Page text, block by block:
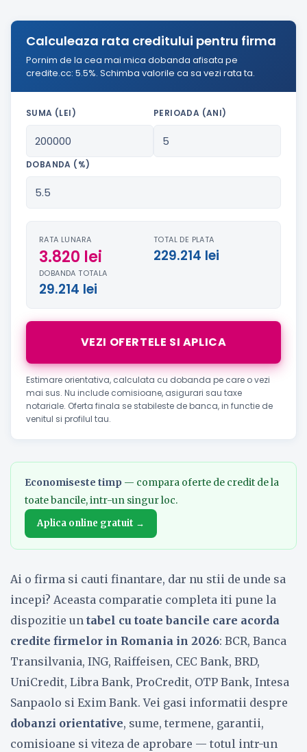
Calculeaza rata creditului pentru firma
Pornim de la cea mai mica dobanda afisata pe
credite.cc: 5.5%. Schimba valorile ca sa vezi rata ta.
SUMA (LEI) PERIOADA (ANI)
DOBANDA (%)
RATA LUNARA
3.820 lei
TOTAL DE PLATA
229.214 lei
DOBANDA TOTALA
29.214 lei
VEZI OFERTELE SI APLICA
Estimare orientativa, calculata cu dobanda pe care o vezi
mai sus. Nu include comisioane, asigurari sau taxe
notariale. Oferta finala se stabileste de banca, in functie de
venitul si profilul tau.
Economiseste timp — compara oferte de credit de la
toate bancile, intr-un singur loc.
Aplica online gratuit →
Ai o firma si cauti finantare, dar nu stii de unde sa
incepi? Aceasta comparatie completa iti pune la
dispozitie un tabel cu toate bancile care acorda
credite firmelor in Romania in 2026: BCR, Banca
Transilvania, ING, Raiffeisen, CEC Bank, BRD,
UniCredit, Libra Bank, ProCredit, OTP Bank, Intesa
Sanpaolo si Exim Bank. Vei gasi informatii despre
dobanzi orientative, sume, termene, garantii,
comisioane si viteza de aprobare — totul intr-un